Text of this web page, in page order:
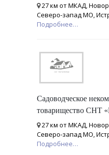
27 км от МКАД,
Северо-запад МО,
Подробнее…
Садоводческое
товарищество СНТ
27 км от МКАД,
Северо-запад МО,
Подробнее…